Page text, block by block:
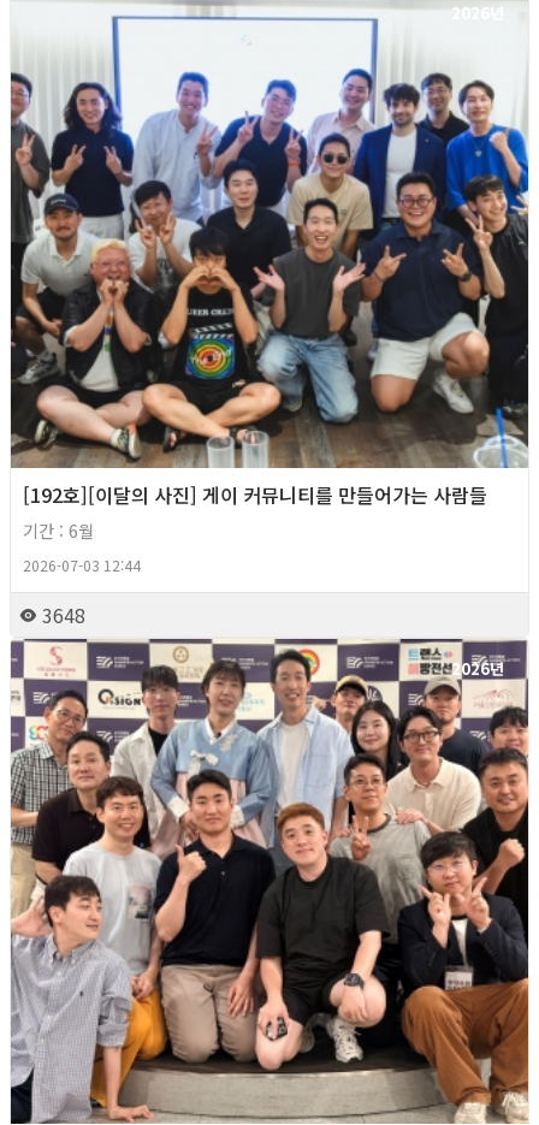
2026년
[192호][이달의 사진] 게이 커뮤니티를 만들어가는 사람들
기간 : 6월
2026-07-03 12:44
3648
2026년